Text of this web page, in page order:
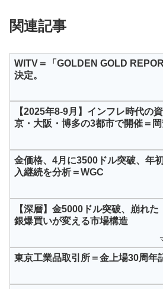
関連記事
WITV＝「GOLDEN GOLD
決定。
【2025年8-9月】インフレ時代の
京・大阪・博多の3都市で開催＝
金価格、4月に3500ドル突破、年
入継続を分析＝WGC
【深層】金5000ドル突破、崩れ
銀爆買いが変える市場構造
東京工業品取引所＝金上場30周年